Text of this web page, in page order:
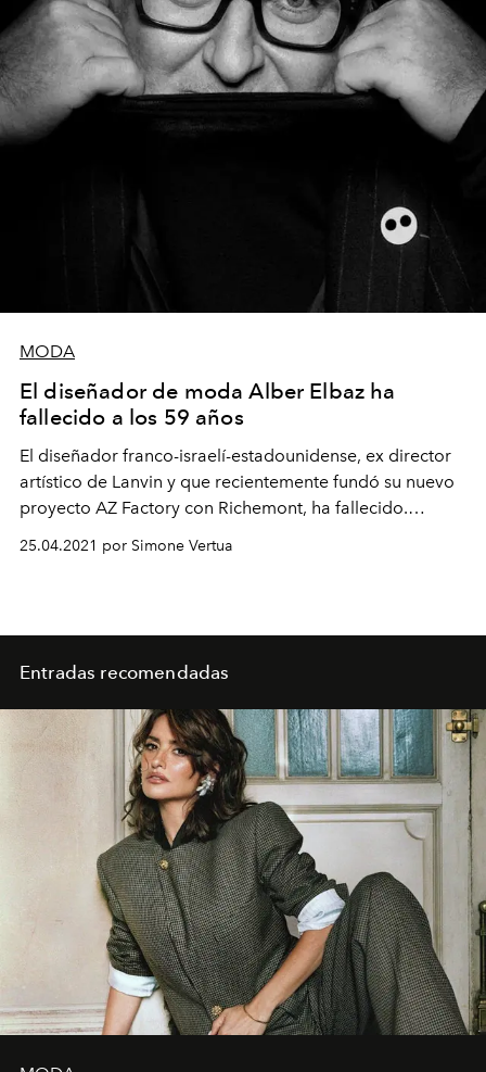
MODA
El diseñador de moda Alber Elbaz ha
fallecido a los 59 años
El diseñador franco-israelí-estadounidense, ex director
artístico de Lanvin y que recientemente fundó su nuevo
proyecto AZ Factory con Richemont, ha fallecido.
creativo falleció el sábado 24 de abril de 2021 en París.
25.04.2021 por Simone Vertua
Entradas recomendadas